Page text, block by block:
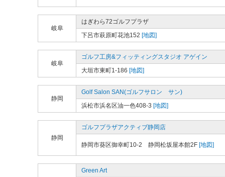
岐阜
はぎわら72ゴルフプラザ
下呂市萩原町花池152 [地図]
岐阜
ゴルフ工房&フィッティングスタジオ アゲイン
大垣市東町1-186 [地図]
静岡
Golf Salon SAN(ゴルフサロン サン)
浜松市浜名区油一色408-3 [地図]
静岡
ゴルフプラザアクティブ静岡店
静岡市葵区御幸町10-2 静岡松坂屋本館2F [地図]
Green Art